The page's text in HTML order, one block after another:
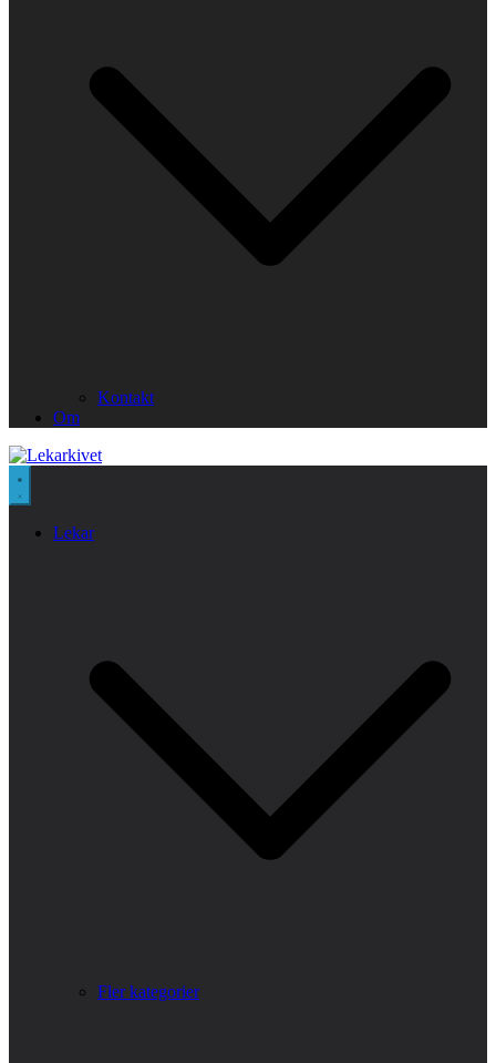
Kontakt
Om
Lekar
Fler kategorier